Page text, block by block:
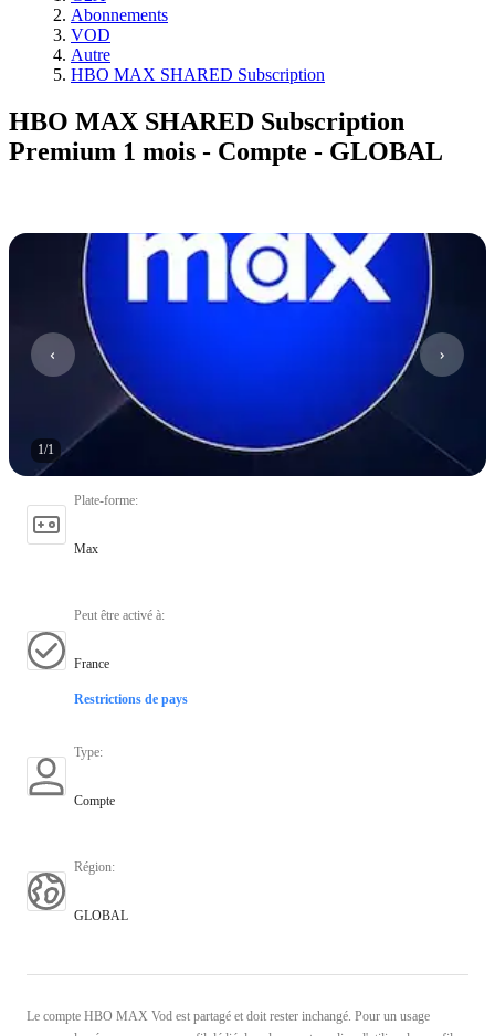
Abonnements
VOD
Autre
HBO MAX SHARED Subscription
HBO MAX SHARED Subscription
Premium 1 mois - Compte - GLOBAL
1/1
Plate-forme:
Max
Peut être activé à:
France
Restrictions de pays
Type:
Compte
Région:
GLOBAL
Le compte HBO MAX Vod est partagé et doit rester inchangé. Pour un usage